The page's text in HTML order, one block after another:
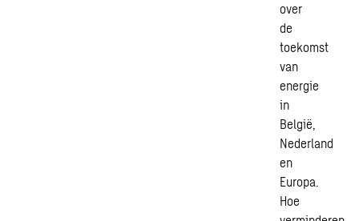
over
de
toekomst
van
energie
in
België,
Nederland
en
Europa.
Hoe